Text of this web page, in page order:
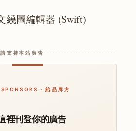
繞圖編輯器 (Swift)
支持本站廣告
· 給品牌方
裡刊登你的廣告